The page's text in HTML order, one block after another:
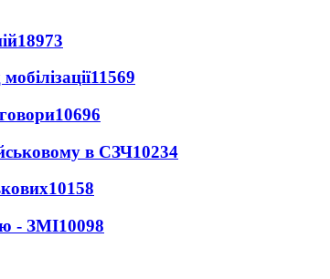
18973
11569
10696
в СЗЧ10234
10158
- ЗМІ10098